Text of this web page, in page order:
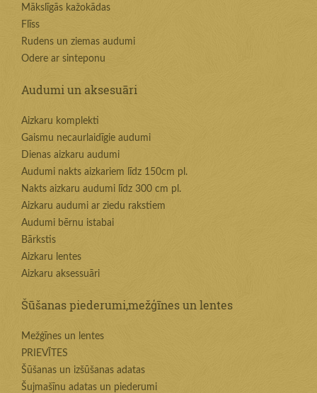
Mākslīgās kažokādas
Flīss
Rudens un ziemas audumi
Odere ar sinteponu
Audumi un aksesuāri
Aizkaru komplekti
Gaismu necaurlaidīgie audumi
Dienas aizkaru audumi
Audumi nakts aizkariem līdz 150cm pl.
Nakts aizkaru audumi līdz 300 cm pl.
Aizkaru audumi ar ziedu rakstiem
Audumi bērnu istabai
Bārkstis
Aizkaru lentes
Aizkaru aksessuāri
Šūšanas piederumi,mežģīnes un lentes
Mežģīnes un lentes
PRIEVĪTES
Šūšanas un izšūšanas adatas
Šujmašīnu adatas un piederumi